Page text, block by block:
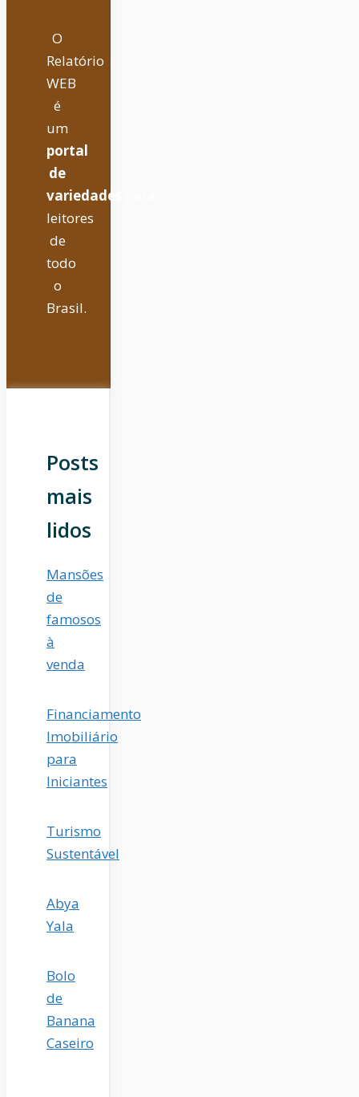
O
Relatório
WEB
é
um
portal
de
variedades
leitores
de
todo
o
Brasil.
Posts
mais
lidos
Mansões
de
famosos
à
venda
Financiamento
Imobiliário
para
Iniciantes
Turismo
Sustentável
Abya
Yala
Bolo
de
Banana
Caseiro